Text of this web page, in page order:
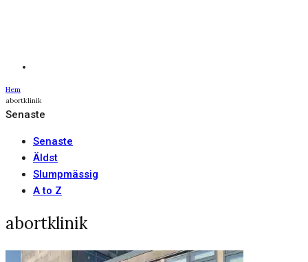
Hem
abortklinik
Senaste
Senaste
Äldst
Slumpmässig
A to Z
abortklinik